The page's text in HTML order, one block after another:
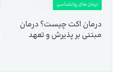
درمان های روانشناسی
درمان اکت چیست؟ درمان
مبتنی بر پذیرش و تعهد